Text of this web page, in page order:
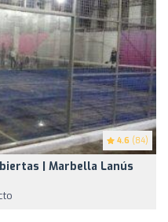
4.6 (84)
| Marbella Lanús